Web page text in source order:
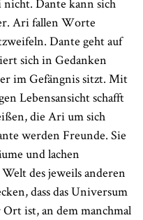
Ari fallen Worte
Dante geht auf
sich in Gedanken
im Gefängnis sitzt. Mit
Lebensansicht schafft
die Ari um sich
werden Freunde. Sie
und lachen
des jeweils anderen
dass das Universum
ist, an dem manchmal